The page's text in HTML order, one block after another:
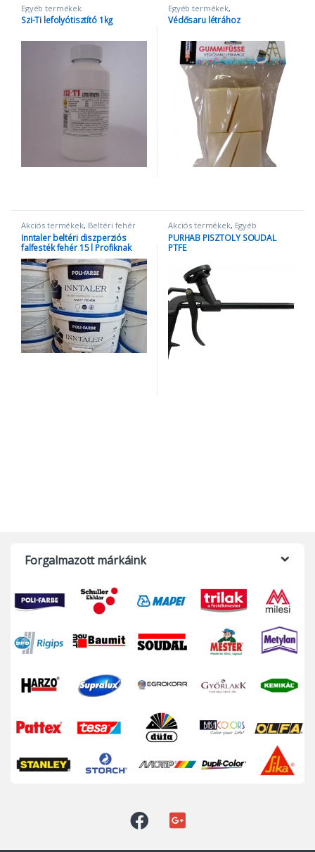
Egyéb termékek
Szi-Ti lefolyótisztító 1kg
Egyéb termékek,
Festőszerszámok, kiegészítők
Védősaru létrához
Akciós termékek, Beltéri fehér
falfestékek,Egyéb termékek
és homlokzatfesték,Inntaler
Inntaler beltéri diszperziós
falfesték fehér 15 l Profiknak
Akciós termékek, Egyéb
termékek,Purhab pisztoly ,
Szerszámok
PURHAB PISZTOLY SOUDAL
PTFE
Forgalmazott márkáink